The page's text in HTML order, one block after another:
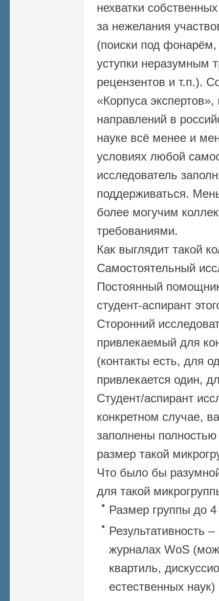
нехватки
за нежелания
(поиски под фонарём,
уступки неразумным
рецензентов и т.п.).
«Корпуса
направлений в
науке всё менее и
условиях любой
исследователь
поддерживаться.
более могучим
требованиями.
Как выглядит такой
Самостоятельный
Постоянный
студент-аспирант
Сторонний
привлекаемый для
(контакты есть, для
привлекается один,
Студент/аспирант
конкретном случае,
заполнены
размер такой
Что было бы
для такой
Размер группы до
Результативность
журналах WoS
квартиль,
естественных наук)